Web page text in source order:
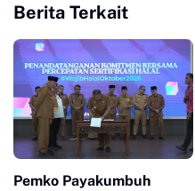
Berita Terkait
Pemko Payakumbuh